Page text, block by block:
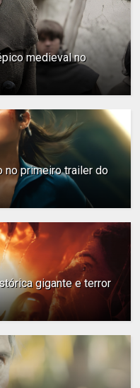
medieval no
no primeiro trailer do
gigante e terror